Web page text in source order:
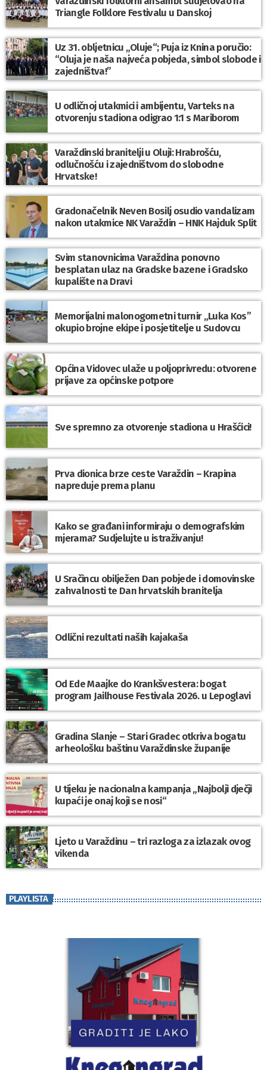
Triangle Folklore Festivalu u Danskoj
Uz 31. obljetnicu „Oluje“; Puja iz Knina poručio:
“Oluja je naša najveća pobjeda, simbol slobode i
zajedništva!”
U odličnoj utakmici i ambijentu, Varteks na
otvorenju stadiona odigrao 1:1 s Mariborom
Varaždinski branitelji u Oluji: Hrabrošću,
odlučnošću i zajedništvom do slobodne
Hrvatske!
Gradonačelnik Neven Bosilj osudio vandalizam
nakon utakmice NK Varaždin – HNK Hajduk Split
Svim stanovnicima Varaždina ponovno
besplatan ulaz na Gradske bazene i Gradsko
kupalište na Dravi
Memorijalni malonogometni turnir „Luka Kos”
okupio brojne ekipe i posjetitelje u Sudovcu
Općina Vidovec ulaže u poljoprivredu: otvorene
prijave za općinske potpore
Sve spremno za otvorenje stadiona u Hrašćici!
Prva dionica brze ceste Varaždin – Krapina
napreduje prema planu
Kako se građani informiraju o demografskim
mjerama? Sudjelujte u istraživanju!
U Sračincu obilježen Dan pobjede i domovinske
zahvalnosti te Dan hrvatskih branitelja
Odlični rezultati naših kajakaša
Od Ede Maajke do Krankšvestera: bogat
program Jailhouse Festivala 2026. u Lepoglavi
Gradina Slanje – Stari Gradec otkriva bogatu
arheološku baštinu Varaždinske županije
U tijeku je nacionalna kampanja „Najbolji dječji
kupaći je onaj koji se nosi“
Ljeto u Varaždinu – tri razloga za izlazak ovog
vikenda
PLAYLISTA